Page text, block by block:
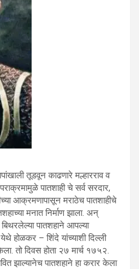
तूडवून काढणारे मल्हारराव व
पातशाही चे सर्व सरदार,
आक्रमणापासून मराठेच पातशाहीचे
मनात निर्माण झाला. अन्
पातशहाने आपल्या
होळकर – शिंदे यांच्याशी दिल्ली
तो दिवस होता २७ मार्च १७५२.
झाल्यानेच पातशहाने हा करार केला